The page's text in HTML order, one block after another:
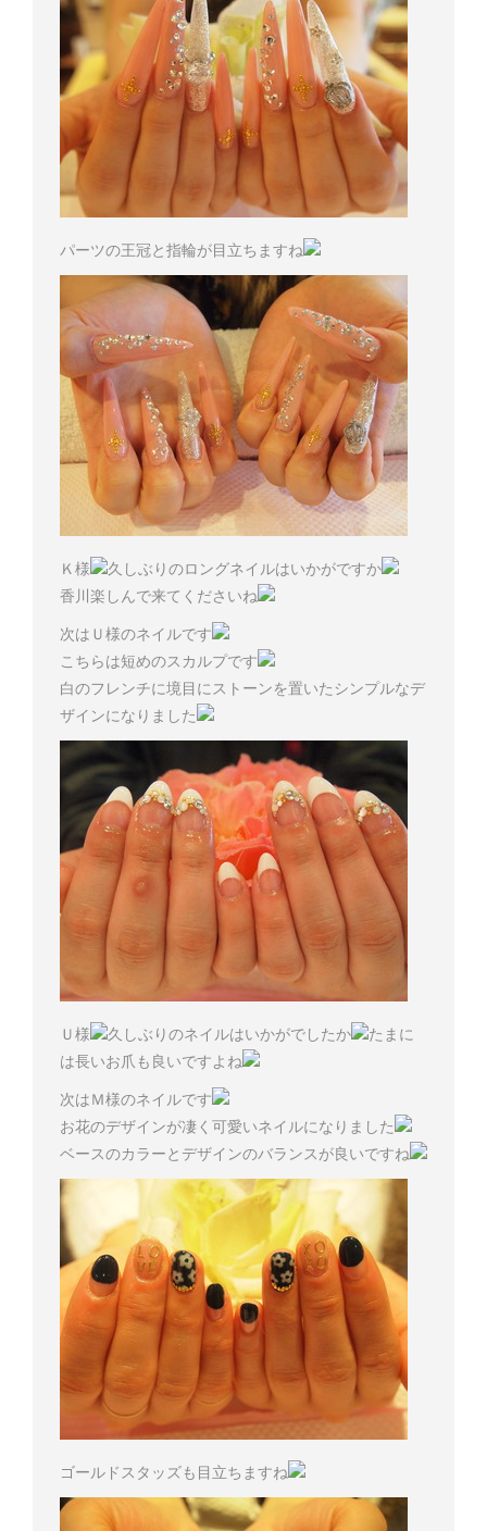
パーツの王冠と指輪が目立ちますね
Ｋ様
久しぶりのロングネイルはいかがですか
香川楽しんで来てくださいね
次はＵ様のネイルです
こちらは短めのスカルプです
白のフレンチに境目にストーンを置いたシンプルなデ
ザインになりました
Ｕ様 久しぶりのネイルはいかがでしたか
たまに
は長いお爪も良いですよね
次はＭ様のネイルです
お花のデザインが凄く可愛いネイルになりました
ベースのカラーとデザインのバランスが良いですね
ゴールドスタッズも目立ちますね